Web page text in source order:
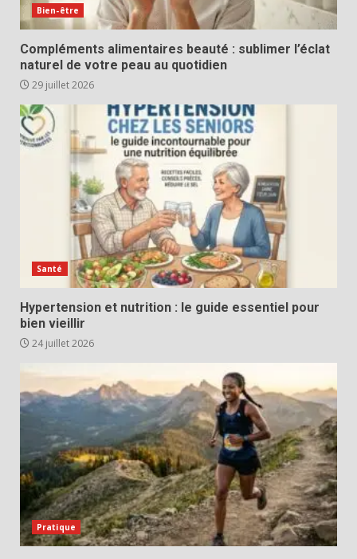
Bien-être
Compléments alimentaires beauté : sublimer l’éclat
naturel de votre peau au quotidien
29 juillet 2026
Santé
Hypertension et nutrition : le guide essentiel pour
bien vieillir
24 juillet 2026
Pratique